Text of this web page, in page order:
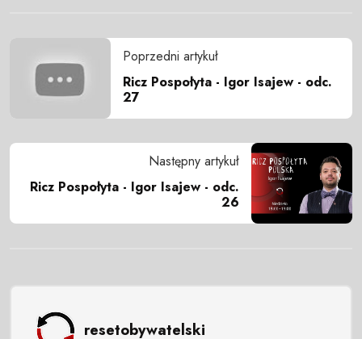
Poprzedni artykuł
Ricz Pospołyta - Igor Isajew - odc.
27
Następny artykuł
Ricz Pospołyta - Igor Isajew - odc.
26
resetobywatelski